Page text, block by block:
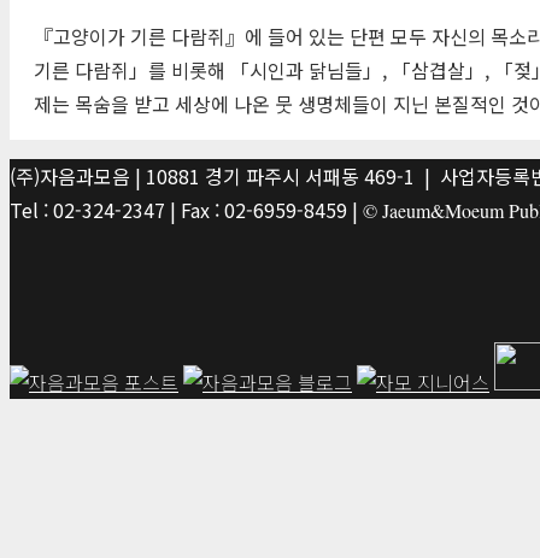
『고양이가 기른 다람쥐』에 들어 있는 단편 모두 자신의 목
기른 다람쥐」를 비롯해 「시인과 닭님들」, 「삼겹살」, 「
제는 목숨을 받고 세상에 나온 뭇 생명체들이 지닌 본질적인
(주)자음과모음 | 10881 경기 파주시 서패동 469-1 | 사업자등
Tel : 02-324-2347 | Fax : 02-6959-8459 | © Jaeum&Moeum